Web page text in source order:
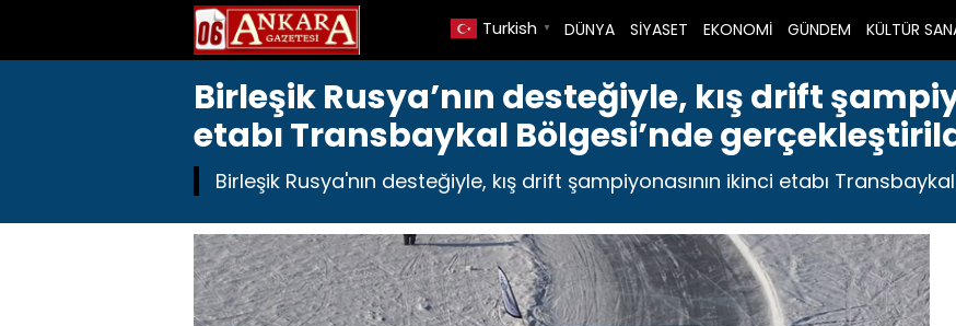
DÜNYA SİYASET EKONOMİ GÜNDEM KÜLTÜR
Turkish ▼
Birleşik Rusya’nın desteğiyle, kış drift
etabı Transbaykal Bölgesi’nde
Birleşik Rusya'nın desteğiyle, kış drift şampiyonasının ikinci etabı